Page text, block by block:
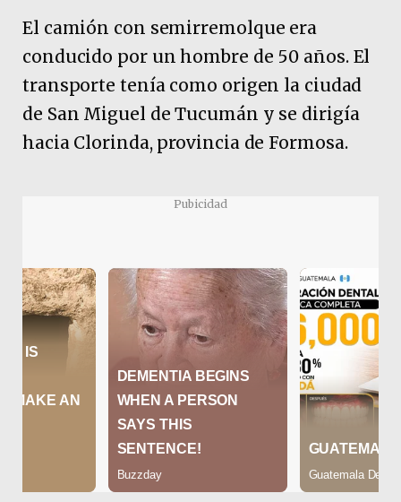
El camión con semirremolque era
conducido por un hombre de 50 años. El
transporte tenía como origen la ciudad
de San Miguel de Tucumán y se dirigía
hacia Clorinda, provincia de Formosa.
Pubicidad